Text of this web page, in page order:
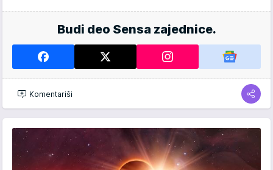
Budi deo Sensa zajednice.
Komentariši